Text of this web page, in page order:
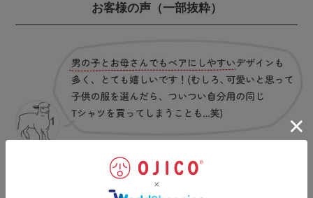
お客様の声（一部抜粋）